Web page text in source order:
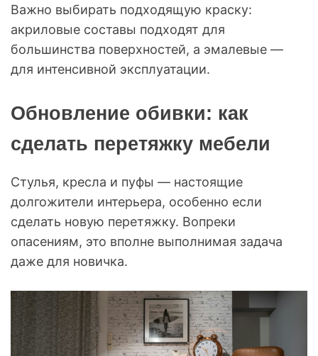
Важно выбирать подходящую краску:
акриловые составы подходят для
большинства поверхностей, а эмалевые —
для интенсивной эксплуатации.
Обновление обивки: как
сделать перетяжку мебели
Стулья, кресла и пуфы — настоящие
долгожители интерьера, особенно если
сделать новую перетяжку. Вопреки
опасениям, это вполне выполнимая задача
даже для новичка.